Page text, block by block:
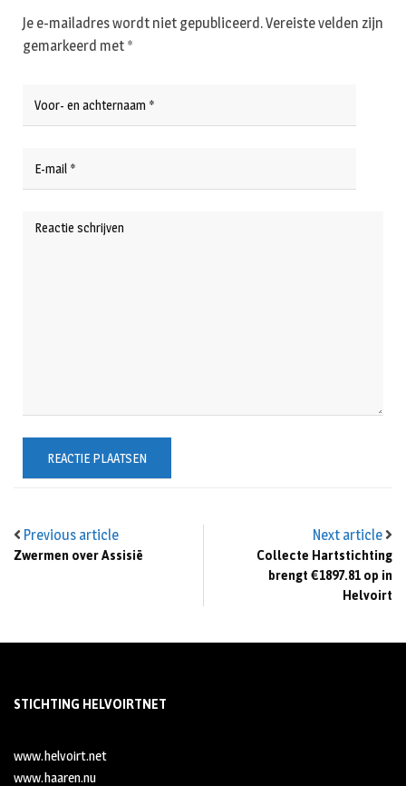
Previous article
Zwermen over Assisië
Next article
Collecte Hartstichting
brengt €1897.81 op in
Helvoirt
Je e-mailadres wordt niet gepubliceerd.Vereiste velden zijn
gemarkeerd met *
STICHTING HELVOIRTNET
www.helvoirt.net
www.haaren.nu